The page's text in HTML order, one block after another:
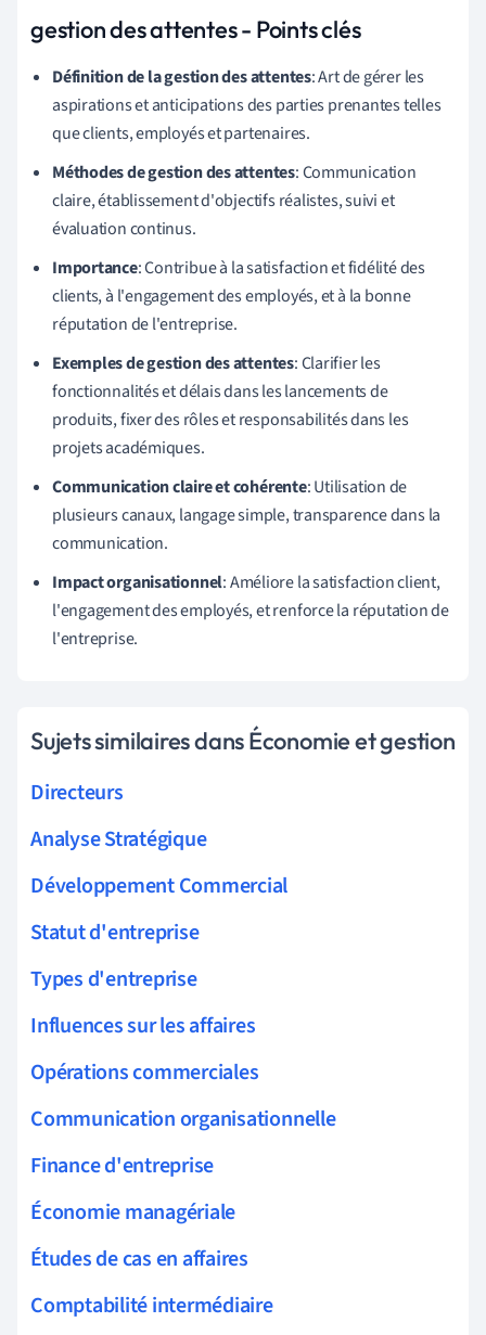
gestion des attentes - Points clés
Définition de la gestion des attentes: Art de gérer les
aspirations et anticipations des parties prenantes telles
que clients, employés et partenaires.
Méthodes de gestion des attentes: Communication
claire, établissement d'objectifs réalistes, suivi et
évaluation continus.
Importance: Contribue à la satisfaction et fidélité des
clients, à l'engagement des employés, et à la bonne
réputation de l'entreprise.
Exemples de gestion des attentes: Clarifier les
fonctionnalités et délais dans les lancements de
produits, fixer des rôles et responsabilités dans les
projets académiques.
Communication claire et cohérente: Utilisation de
plusieurs canaux, langage simple, transparence dans la
communication.
Impact organisationnel: Améliore la satisfaction client,
l'engagement des employés, et renforce la réputation de
l'entreprise.
Sujets similaires dans Économie et gestion
Directeurs
Analyse Stratégique
Développement Commercial
Statut d'entreprise
Types d'entreprise
Influences sur les affaires
Opérations commerciales
Communication organisationnelle
Finance d'entreprise
Économie managériale
Études de cas en affaires
Comptabilité intermédiaire